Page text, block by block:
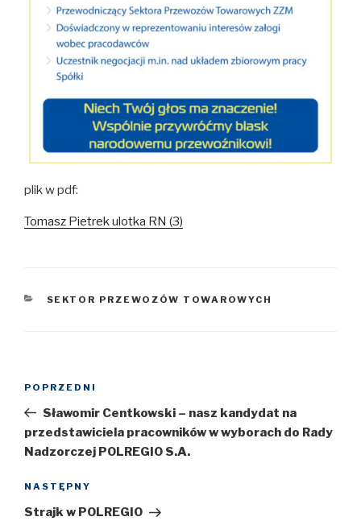
plik w pdf:
Tomasz Pietrek ulotka RN (3)
KATEGORIE
SEKTOR PRZEWOZÓW TOWAROWYCH
Poprzedni
wpis
POPRZEDNI
Sławomir Centkowski – nasz kandydat na
przedstawiciela pracowników w wyborach do Rady
Nadzorczej POLREGIO S.A.
Następny
wpis
NASTĘPNY
Strajk w POLREGIO